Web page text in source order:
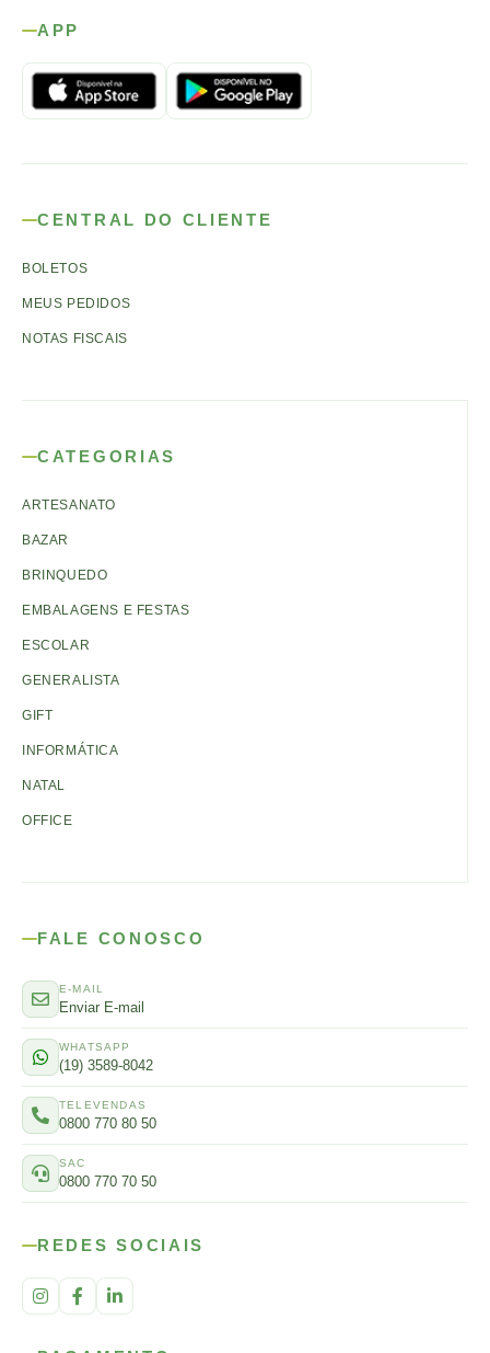
APP
CENTRAL DO CLIENTE
BOLETOS
MEUS PEDIDOS
NOTAS FISCAIS
CATEGORIAS
ARTESANATO
BAZAR
BRINQUEDO
EMBALAGENS E FESTAS
ESCOLAR
GENERALISTA
GIFT
INFORMÁTICA
NATAL
OFFICE
FALE CONOSCO
E-MAIL
Enviar E-mail
WHATSAPP
(19) 3589-8042
TELEVENDAS
0800 770 80 50
SAC
0800 770 70 50
REDES SOCIAIS